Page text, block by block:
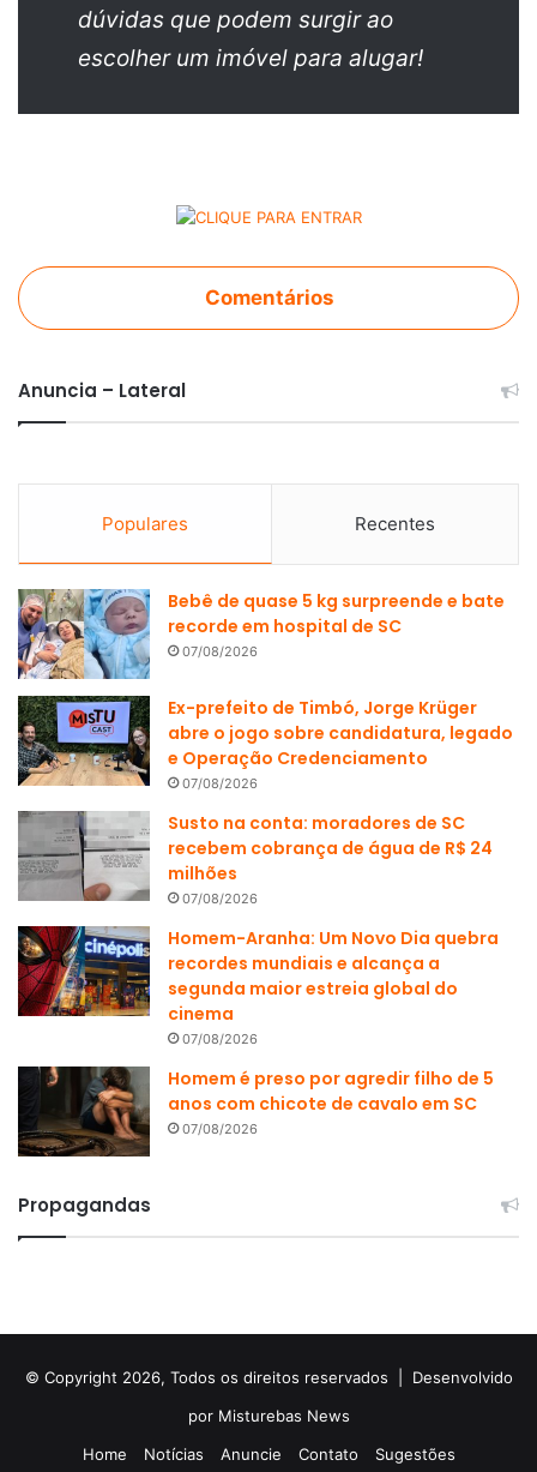
dúvidas que podem surgir ao
escolher um imóvel para alugar!
Comentários
Anuncia – Lateral
Populares Recentes
Bebê de quase 5 kg surpreende e bate
recorde em hospital de SC
07/08/2026
Ex-prefeito de Timbó, Jorge Krüger
abre o jogo sobre candidatura, legado
e Operação Credenciamento
07/08/2026
Susto na conta: moradores de SC
recebem cobrança de água de R$ 24
milhões
07/08/2026
Homem-Aranha: Um Novo Dia quebra
recordes mundiais e alcança a
segunda maior estreia global do
cinema
07/08/2026
Homem é preso por agredir filho de 5
anos com chicote de cavalo em SC
07/08/2026
Propagandas
© Copyright 2026, Todos os direitos reservados | Desenvolvido
por Misturebas News
Home
Notícias Anuncie Contato Sugestões